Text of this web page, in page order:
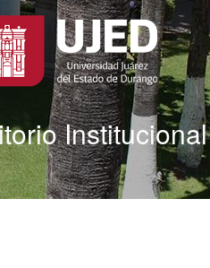
Institucional